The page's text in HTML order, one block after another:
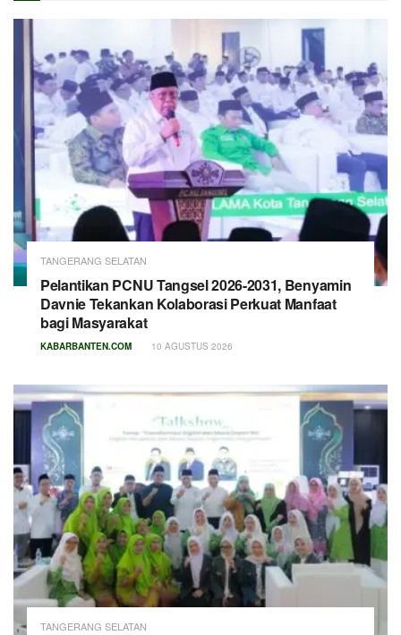
TANGERANG SELATAN
Pelantikan PCNU Tangsel 2026-2031, Benyamin
Davnie Tekankan Kolaborasi Perkuat Manfaat
bagi Masyarakat
KABARBANTEN.COM 10 AGUSTUS 2026
TANGERANG SELATAN